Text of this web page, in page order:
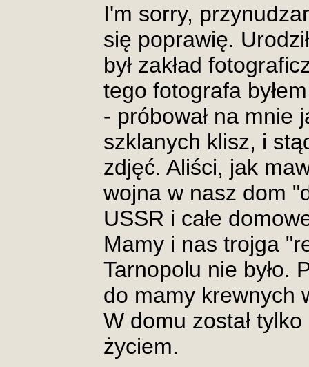
I'm sorry,
się poprawię.
był zakład
tego fotografa
- próbował na mnie
szklanych klisz, i
zdjęć. Aliści, jak
wojna w nasz dom
USSR i całe
Mamy i nas trojga
Tarnopolu nie było.
do mamy krewnych
W domu został
życiem.